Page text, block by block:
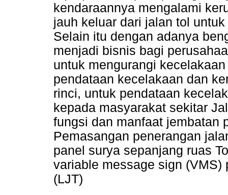
kendaraannya mengalami
jauh keluar dari jalan tol
Selain itu dengan adanya
menjadi bisnis bagi
untuk mengurangi
pendataan kecelakaan dan
rinci, untuk pendataan
kepada masyarakat sekitar
fungsi dan manfaat jembatan
Pemasangan penerangan
panel surya sepanjang ruas
variable message sign
(LJT)